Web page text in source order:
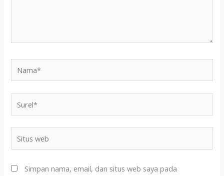
Simpan nama, email, dan situs web saya pada